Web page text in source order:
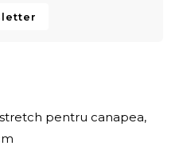
pentru canapea,